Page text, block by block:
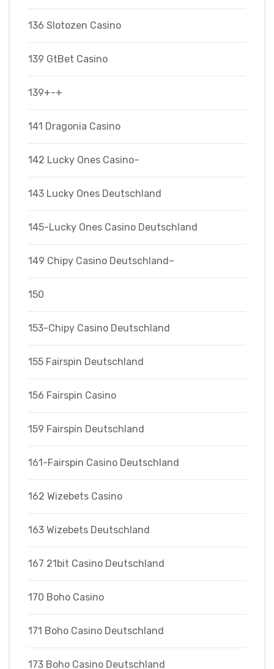
136 Slotozen Casino
139 GtBet Casino
139+-+
141 Dragonia Casino
142 Lucky Ones Casino–
143 Lucky Ones Deutschland
145-Lucky Ones Casino Deutschland
149 Chipy Casino Deutschland–
150
153-Chipy Casino Deutschland
155 Fairspin Deutschland
156 Fairspin Casino
159 Fairspin Deutschland
161-Fairspin Casino Deutschland
162 Wizebets Casino
163 Wizebets Deutschland
167 21bit Casino Deutschland
170 Boho Casino
171 Boho Casino Deutschland
173 Boho Casino Deutschland